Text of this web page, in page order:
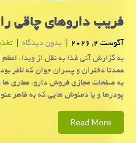
فریب داروهای چاقی را
آگوست 2, 2026 | بدون دیدگاه |
به گزارش آنی غذا به نقل از وبدا، اعظم
عمدتا دختران و پسران جوان که لاغر
به صفحات مجازی فروش دارو، عطاری ها
پودرها و یا دمنوش هایی که به ظاهر
Read More